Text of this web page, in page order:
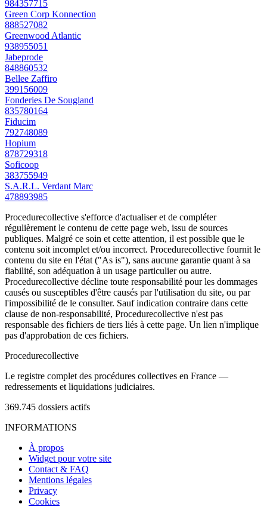
984357715
Green Corp Konnection
888527082
Greenwood Atlantic
938955051
Jabeprode
848860532
Bellee Zaffiro
399156009
Fonderies De Sougland
835780164
Fiducim
792748089
Hopium
878729318
Soficoop
383755949
S.A.R.L. Verdant Marc
478893985
Procedurecollective s'efforce d'actualiser et de compléter
régulièrement le contenu de cette page web, issu de sources
publiques. Malgré ce soin et cette attention, il est possible que le
contenu soit incomplet et/ou incorrect. Procedurecollective fournit le
contenu du site en l'état ("As is"), sans aucune garantie quant à sa
fiabilité, son adéquation à un usage particulier ou autre.
Procedurecollective décline toute responsabilité pour les dommages
causés ou susceptibles d'être causés par l'utilisation du site, ou par
l'impossibilité de le consulter. Sauf indication contraire dans cette
clause de non-responsabilité, Procedurecollective n'est pas
responsable des fichiers de tiers liés à cette page. Un lien n'implique
pas d'approbation de ces fichiers.
Procedurecollective
Le registre complet des procédures collectives en France —
redressements et liquidations judiciaires.
369.745 dossiers actifs
INFORMATIONS
À propos
Widget pour votre site
Contact & FAQ
Mentions légales
Privacy
Cookies